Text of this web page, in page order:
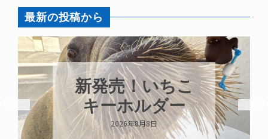
最新の投稿から
ちこ
ダー
パラオオウ
ガイが交接し
います
2026年8月7日